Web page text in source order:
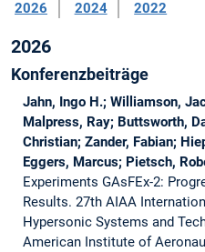
2026 2024 2022
2026
Konferenzbeiträge
Jahn, Ingo H.; Williamson,
Malpress, Ray; Buttsworth,
Christian; Zander, Fabian;
Eggers, Marcus; Pietsch,
Experiments GAsFEx-2:
Results. 27th AIAA
Hypersonic Systems and
American Institute of